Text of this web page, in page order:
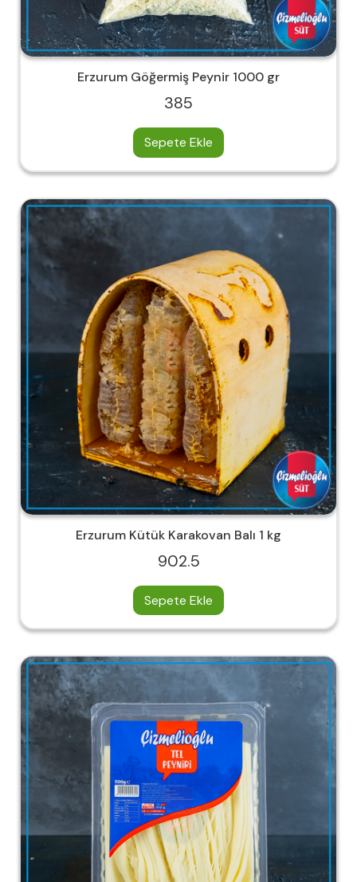
Erzurum Göğermiş Peynir 1000 gr
385
Sepete Ekle
Erzurum Kütük Karakovan Balı 1 kg
902.5
Sepete Ekle